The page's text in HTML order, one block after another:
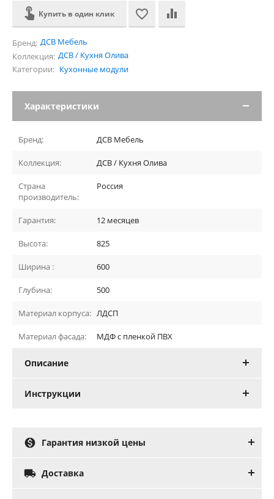
Купить в один клик
Бренд: ДСВ Мебель
Коллекция: ДСВ / Кухня Олива
Категории: Кухонные модули
Характеристики
Бренд: ДСВ Мебель
Коллекция: ДСВ / Кухня Олива
Страна
производитель:
Россия
Гарантия: 12 месяцев
Высота: 825
Ширина : 600
Глубина: 500
Материал корпуса: ЛДСП
Материал фасада: МДФ с пленкой ПВХ
Описание
Инструкции
 Гарантия низкой цены
 Доставка